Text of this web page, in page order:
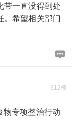
带一直没得到处
。希望相关部门
312楼
物专项整治行动